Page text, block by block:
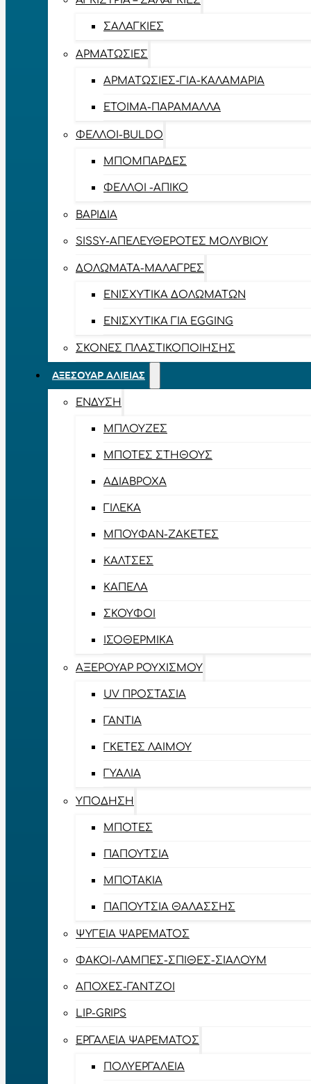
ΣΑΛΑΓΚΙΈΣ
ΑΡΜΑΤΩΣΙΈΣ
ΑΡΜΑΤΩΣΙΈΣ-ΓΙΑ-ΚΑΛΑΜΆΡΙΑ
ΈΤΟΙΜΑ-ΠΑΡΆΜΑΛΛΑ
ΦΕΛΛΟΊ-BULDO
ΜΠΟΜΠΆΡΔΕΣ
ΦΕΛΛΟΊ -ΑΠΊΚΟ
ΒΑΡΊΔΙΑ
SISSY-ΑΠΕΛΕΥΘΕΡΟΤΈΣ ΜΟΛΥΒΙΟΎ
ΔΟΛΏΜΑΤΑ-ΜΑΛΆΓΡΕΣ
ΕΝΙΣΧΥΤΙΚΆ ΔΟΛΩΜΆΤΩΝ
ΕΝΙΣΧΥΤΙΚΆ ΓΙΑ EGGING
ΣΚΌΝΕΣ ΠΛΑΣΤΙΚΟΠΟΊΗΣΗΣ
ΑΞΕΣΟΥΆΡ ΑΛΙΕΊΑΣ
ΈΝΔΥΣΗ
ΜΠΛΟΎΖΕΣ
ΜΠΌΤΕΣ ΣΤΉΘΟΥΣ
ΑΔΙΆΒΡΟΧΑ
ΓΙΛΈΚΑ
ΜΠΟΥΦΆΝ-ΖΑΚΈΤΕΣ
ΚΆΛΤΣΕΣ
ΚΑΠΈΛΑ
ΣΚΟΎΦΟΙ
ΙΣΟΘΕΡΜΙΚΆ
ΑΞΕΡΟΥΆΡ ΡΟΥΧΙΣΜΟΎ
UV ΠΡΟΣΤΑΣΊΑ
ΓΆΝΤΙΑ
ΓΚΈΤΕΣ ΛΑΊΜΟΥ
ΓΥΑΛΙΆ
ΥΠΌΔΗΣΗ
ΜΠΌΤΕΣ
ΠΑΠΟΎΤΣΙΑ
ΜΠΟΤΆΚΙΑ
ΠΑΠΟΎΤΣΙΑ ΘΑΛΆΣΣΗΣ
ΨΥΓΕΊΑ ΨΑΡΈΜΑΤΟΣ
ΦΑΚΟΊ-ΛΆΜΠΕΣ-ΣΠΊΘΕΣ-ΣΊΑΛΟΥΜ
ΑΠΌΧΕΣ-ΓΆΝΤΖΟΙ
LIP-GRIPS
EΡΓΑΛΕΊΑ ΨΑΡΈΜΑΤΟΣ
ΠΟΛΥΕΡΓΑΛΕΊΑ